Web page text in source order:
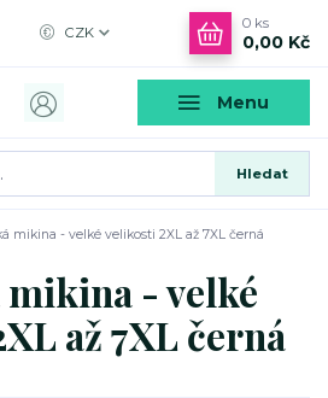
Menu
CZK
Hledat
0 ks
0,00 Kč
mikina - velké velikosti 2XL až 7XL černá
mikina - velké
až 7XL černá